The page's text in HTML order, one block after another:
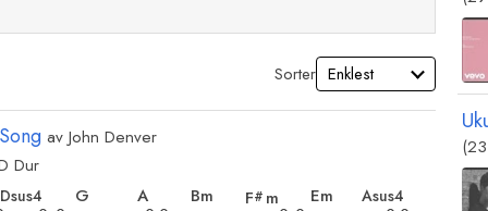
Sorter
av John Denver
Dur
Dsus4 G
A
Bm
F# m
Em Asus4